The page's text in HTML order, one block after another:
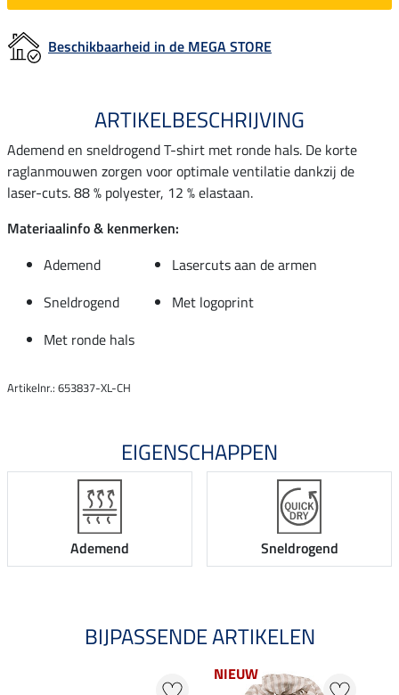
Beschikbaarheid in de MEGA STORE
ARTIKELBESCHRIJVING
Ademend en sneldrogend T-shirt met ronde hals. De korte
raglanmouwen zorgen voor optimale ventilatie dankzij de
laser-cuts. 88 % polyester, 12 % elastaan.
Materiaalinfo & kenmerken:
Ademend
Lasercuts aan de armen
Sneldrogend
Met logoprint
Met ronde hals
Artikelnr.: 653837-XL-CH
EIGENSCHAPPEN
Ademend Sneldrogend
BIJPASSENDE ARTIKELEN
NIEUW